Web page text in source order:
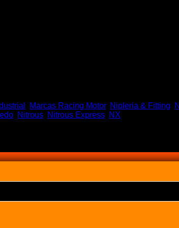
Marcas Racing Motor, Nipleria & Fitting
Nitrous Nitrous Express NX